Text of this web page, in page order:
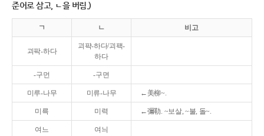
준어로 삼고, ㄴ을 버림.)
ㄱ ㄴ 비고
괴팍-하다
괴퍅-하다/괴팩-
하다
-구먼 -구면
미루-나무 미류-나무 ←美柳~.
미륵 미력 ←彌勒. ~보살, ~불, 돌~.
여느 여늬